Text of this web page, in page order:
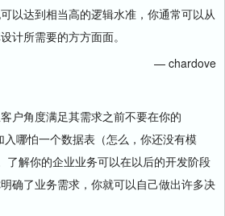
以达到相当高的逻辑水准，你通常可以从
计所需要的方方面面。
— chardove
户角度满足其需求之前不要在你的
哪怕一个数据表（怎么，你还没有模
了解你的企业业务可以在以后的开发阶段
确了业务需求，你就可以自己做出许多决